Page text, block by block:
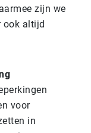
zijn we
ook altijd
voor
in